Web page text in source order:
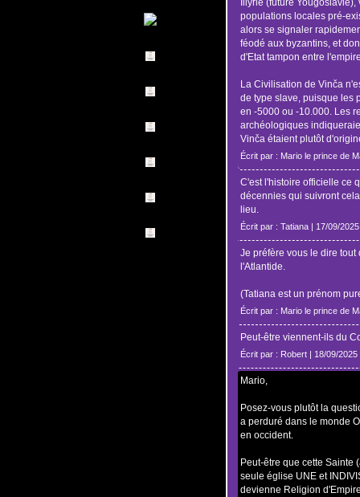
populations locales pré-
alors se signaler
féodé aux byzantins, et
d'Etat tampon entre
La Civilisation de Vinča
de type slave, puisque les
en -5000 ou -10.000. Les
archéologiques
Vinča étaient plutôt
Écrit par : Mario le prince de
C'est l'histoire officielle ce
décennies qui suivront
lieu.
Écrit par : Tatiana | 17/09/2025
Je préfère vous le dire
l'Atlantide.
(Tatiana est un prénom
Écrit par : Mario le prince de
Peut-être viennent-ils du
Écrit par : Robert | 18/09/2025
Mario,
Posez-vous plutôt la
a perduré dans le monde
en occident.
Peut-être que cette Sainte
seule église UNE et
devienne Religion